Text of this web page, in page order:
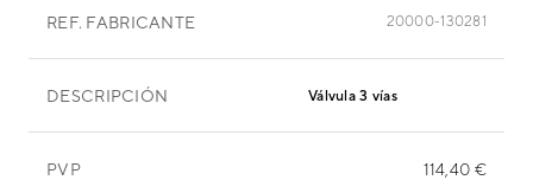
REF. FABRICANTE 20000-130281
DESCRIPCIÓN Válvula 3 vías
PVP 114,40 €